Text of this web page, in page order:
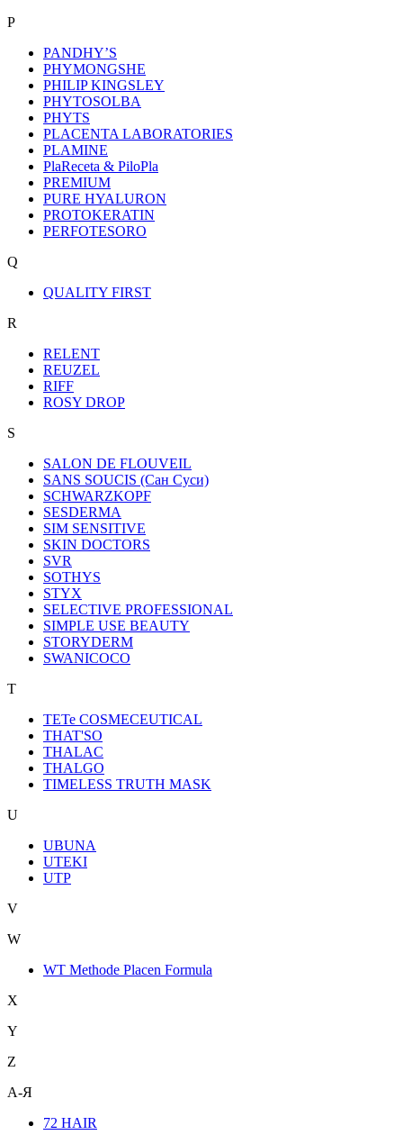
P
PANDHY’S
PHYMONGSHE
PHILIP KINGSLEY
PHYTOSOLBA
PHYTS
PLACENTA LABORATORIES
PLAMINE
PlaReceta & PiloPla
PREMIUM
PURE HYALURON
PROTOKERATIN
PERFOTESORO
Q
QUALITY FIRST
R
RELENT
REUZEL
RIFF
ROSY DROP
S
SALON DE FLOUVEIL
SANS SOUCIS (Сан Суси)
SCHWARZKOPF
SESDERMA
SIM SENSITIVE
SKIN DOCTORS
SVR
SOTHYS
STYX
SELECTIVE PROFESSIONAL
SIMPLE USE BEAUTY
STORYDERM
SWANICOCO
T
TETe COSMECEUTICAL
THAT'SO
THALAC
THALGO
TIMELESS TRUTH MASK
U
UBUNA
UTEKI
UTP
V
W
WT Methode Placen Formula
X
Y
Z
А-Я
72 HAIR